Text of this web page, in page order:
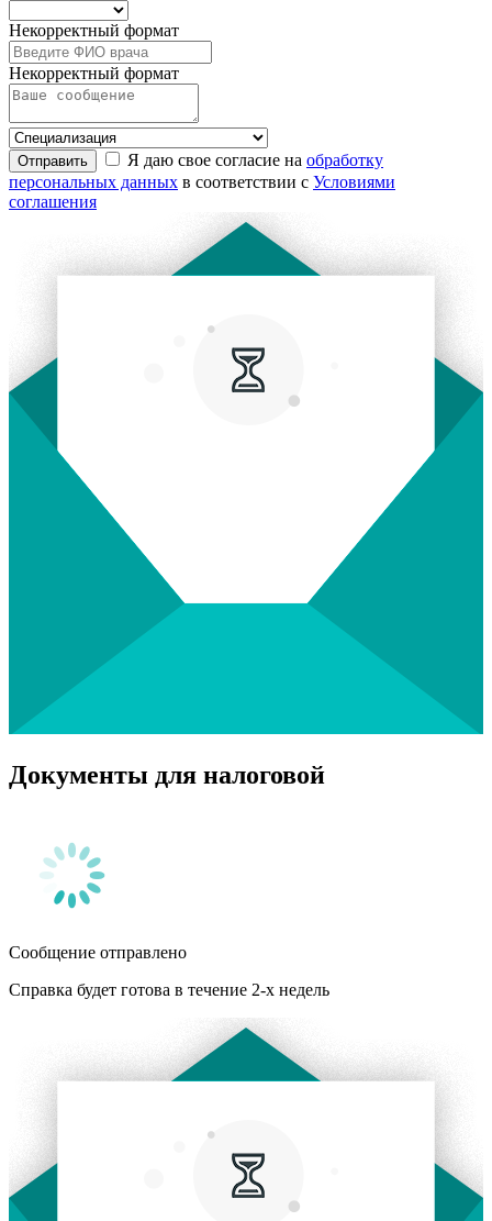
Некорректный формат
Некорректный формат
Отправить Я даю свое согласие на обработку
персональных данных в соответствии с Условиями
соглашения
Документы для налоговой
Сообщение отправлено
Справка будет готова в течение 2-х недель